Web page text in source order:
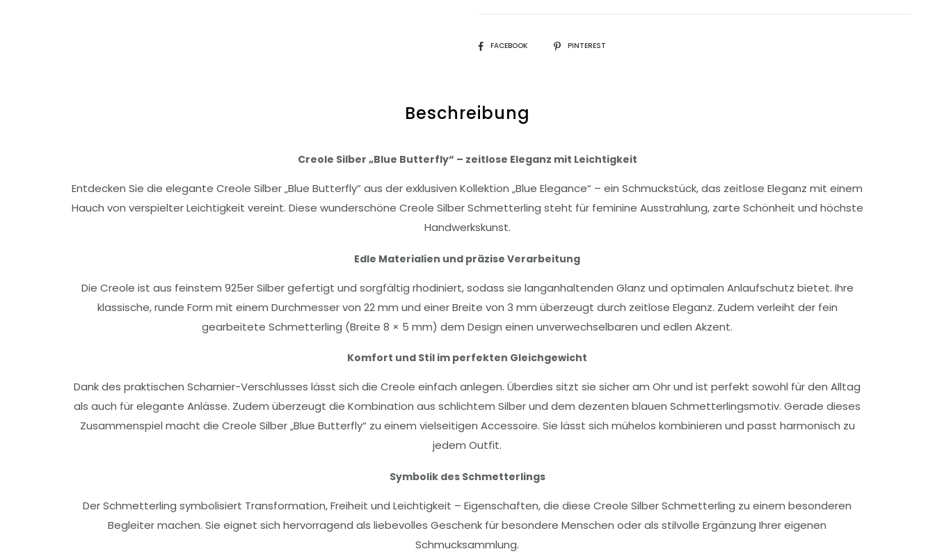
SHAREFACEBOOK PINTEREST
Beschreibung
Creole Silber „Blue Butterfly“ – zeitlose Eleganz mit Leichtigkeit
Entdecken Sie die elegante Creole Silber „Blue Butterfly“ aus der exklusiven Kollektion „Blue Elegance“ – ein Schmuckstück, das zeitlose Eleganz mit einem
Hauch von verspielter Leichtigkeit vereint. Diese wunderschöne Creole Silber Schmetterling steht für feminine Ausstrahlung, zarte Schönheit und höchste
Handwerkskunst.
Edle Materialien und präzise Verarbeitung
Die Creole ist aus feinstem 925er Silber gefertigt und sorgfältig rhodiniert, sodass sie langanhaltenden Glanz und optimalen Anlaufschutz bietet. Ihre
klassische, runde Form mit einem Durchmesser von 22 mm und einer Breite von 3 mm überzeugt durch zeitlose Eleganz. Zudem verleiht der fein
gearbeitete Schmetterling (Breite 8 × 5 mm) dem Design einen unverwechselbaren und edlen Akzent.
Komfort und Stil im perfekten Gleichgewicht
Dank des praktischen Scharnier-Verschlusses lässt sich die Creole einfach anlegen. Überdies sitzt sie sicher am Ohr und ist perfekt sowohl für den Alltag
als auch für elegante Anlässe. Zudem überzeugt die Kombination aus schlichtem Silber und dem dezenten blauen Schmetterlingsmotiv. Gerade dieses
Zusammenspiel macht die Creole Silber „Blue Butterfly“ zu einem vielseitigen Accessoire. Sie lässt sich mühelos kombinieren und passt harmonisch zu
jedem Outfit.
Symbolik des Schmetterlings
Der Schmetterling symbolisiert Transformation, Freiheit und Leichtigkeit – Eigenschaften, die diese Creole Silber Schmetterling zu einem besonderen
Begleiter machen. Sie eignet sich hervorragend als liebevolles Geschenk für besondere Menschen oder als stilvolle Ergänzung Ihrer eigenen
Schmucksammlung.